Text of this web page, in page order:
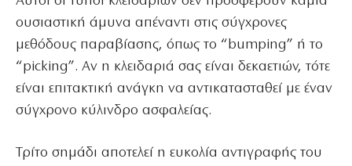
ουσιαστική άμυνα απέναντι στις σύγχρονες
μεθόδους παραβίασης, όπως το “bumping” ή το
“picking”. Αν η κλειδαριά σας είναι δεκαετιών, τότε
είναι επιτακτική ανάγκη να αντικατασταθεί με έναν
σύγχρονο κύλινδρο ασφαλείας.
Τρίτο σημάδι αποτελεί η ευκολία αντιγραφής του